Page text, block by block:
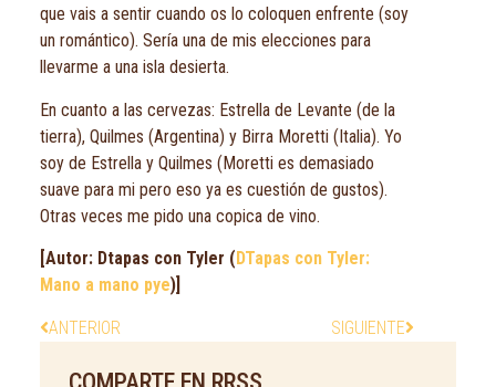
que vais a sentir cuando os lo coloquen enfrente (soy
un romántico). Sería una de mis elecciones para
llevarme a una isla desierta.
En cuanto a las cervezas: Estrella de Levante (de la
tierra), Quilmes (Argentina) y Birra Moretti (Italia). Yo
soy de Estrella y Quilmes (Moretti es demasiado
suave para mi pero eso ya es cuestión de gustos).
Otras veces me pido una copica de vino.
[Autor: Dtapas con Tyler ( DTapas con Tyler:
Mano a mano pye)]
ANTERIOR SIGUIENTE